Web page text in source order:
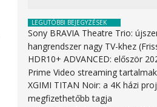
LEGUTÓBBI BEJEGYZÉSEK
Sony BRAVIA Theatre Trio:
hangrendszer nagy TV-khez
HDR10+ ADVANCED: először
Prime Video streaming
XGIMI TITAN Noir: a 4K házi
megfizethetőbb tagja